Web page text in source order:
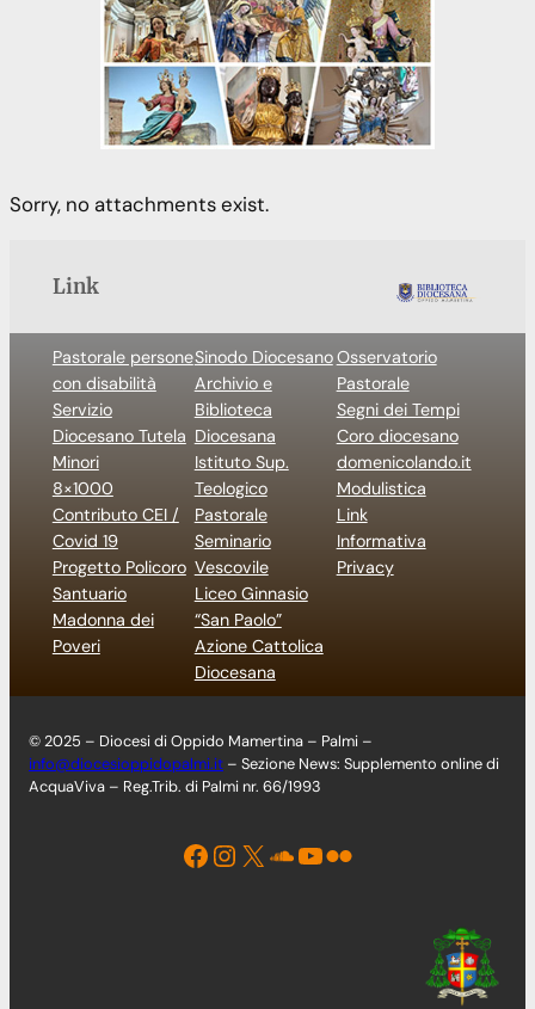
Sorry, no attachments exist.
Link
Pastorale persone
con disabilità
Servizio
Diocesano Tutela
Minori
8×1000
Contributo CEI /
Covid 19
Progetto Policoro
Santuario
Madonna dei
Poveri
Sinodo Diocesano
Archivio e
Biblioteca
Diocesana
Istituto Sup.
Teologico
Pastorale
Seminario
Vescovile
Liceo Ginnasio
“San Paolo”
Azione Cattolica
Diocesana
Osservatorio
Pastorale
Segni dei Tempi
Coro diocesano
domenicolando.it
Modulistica
Link
Informativa
Privacy
© 2025 – Diocesi di Oppido Mamertina – Palmi –
info@diocesioppidopalmi.it – Sezione News: Supplemento online di
AcquaViva – Reg.Trib. di Palmi nr. 66/1993
Facebook Instagram X Soundcloud YouTube Flickr